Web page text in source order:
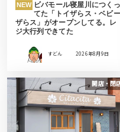
NEW ビバモール寝屋川につくっ
てた「トイザらス・ベビー
ザらス」がオープンしてる。レ
ジ大行列できてた
すどん 2026年8月9日
開店・閉